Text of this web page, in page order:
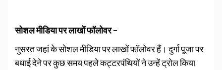
सोशल मीडिया पर लाखों फॉलोवर –
नुसरत जहां के सोशल मीडिया पर लाखों फॉलोवर हैं। दुर्गा पूजा पर
बधाई देने पर कुछ समय पहले कट्टरपंथियों ने उन्‍हें ट्रोल किया